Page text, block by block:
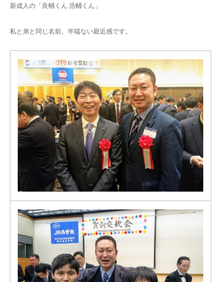
新成人の「良輔くん 浩輔くん」
私と弟と同じ名前。半端ない親近感です。